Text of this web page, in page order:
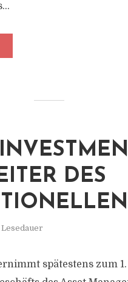
DES
spätestens zum